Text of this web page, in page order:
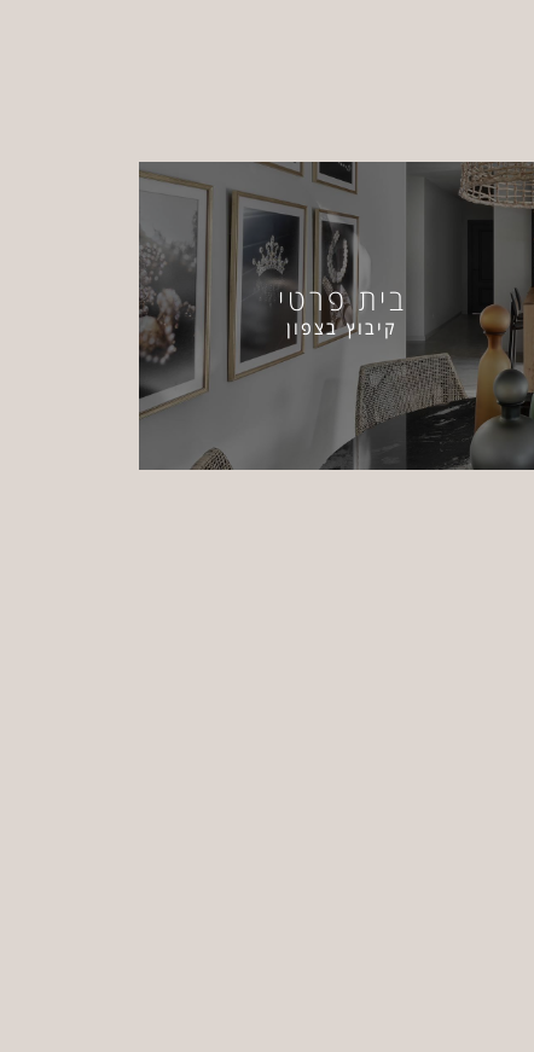
בית פרטי
קיבוץ בצפון